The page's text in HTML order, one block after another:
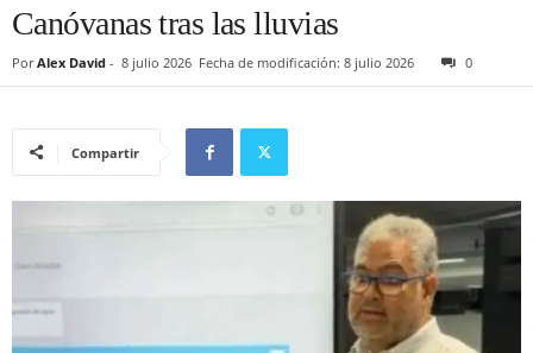
Canóvanas tras las lluvias
Por Alex David - 8 julio 2026 Fecha de modificación: 8 julio 2026 0
Compartir